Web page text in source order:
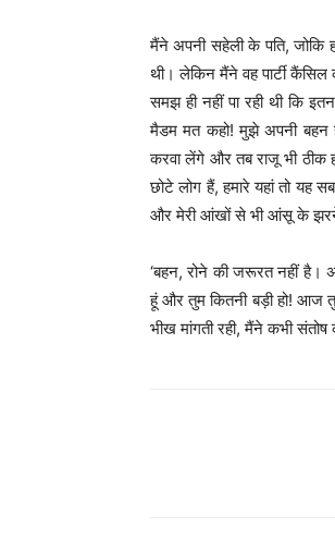
मैंने अपनी सहेली के पति, जोकि
थी। लेकिन मैंने वह पार्टी
समझ ही नहीं पा रही थी कि
मैडम मत कहो! मुझे अपनी
करवा लेंगे और तब राजू भी ठीक
छोटे लोग हैं, हमारे यहां तो यह
और मेरी आंखों से भी आंसू के झरने
‘बहन, रोने की जरूरत नहीं है।
हूं और तुम कितनी बड़ी हो! आज
भीख मांगती रही, मैंने कभी